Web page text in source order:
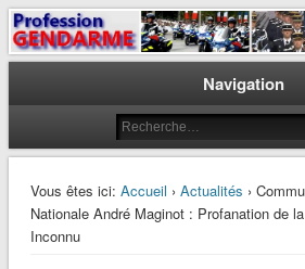
Profession
Le journal des gendarmes
Navigation
Vous êtes ici: Accueil › Actualités ›
Nationale André Maginot : Profanation de
Inconnu